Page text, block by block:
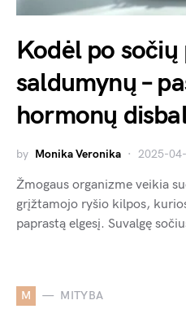
Kodėl po
saldumynų –
hormonų
by Monika Veronika 2025-
Žmogaus organizme veikia
grįžtamojo ryšio kilpos,
paprastą elgesį. Suvalgę
M MITYBA